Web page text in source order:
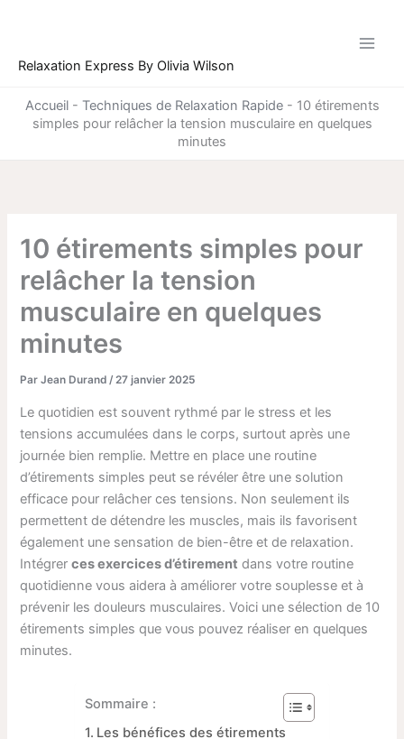
Relaxation Express By Olivia Wilson
Accueil- Techniques de Relaxation Rapide- 10 étirements
simples pour relâcher la tension musculaire en quelques
minutes
10 étirements simples pour
relâcher la tension
musculaire en quelques
minutes
ParJean Durand/27 janvier 2025
Le quotidien est souvent rythmé par le stress et les
tensions accumulées dans le corps, surtout après une
journée bien remplie. Mettre en place une routine
d’étirements simples peut se révéler être une solution
efficace pour relâcher ces tensions. Non seulement ils
permettent de détendre les muscles, mais ils favorisent
également une sensation de bien-être et de relaxation.
Intégrerces exercices d’étirement dans votre routine
quotidienne vous aidera à améliorer votre souplesse et à
prévenir les douleurs musculaires. Voici une sélection de 10
étirements simples que vous pouvez réaliser en quelques
minutes.
Sommaire :
Les bénéfices des étirements